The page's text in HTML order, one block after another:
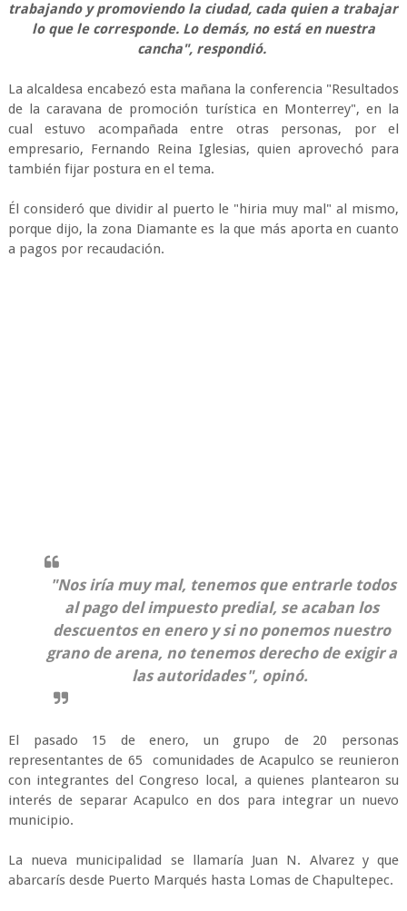
trabajando y promoviendo la ciudad, cada quien a trabajar
lo que le corresponde. Lo demás, no está en nuestra
cancha", respondió.
La alcaldesa encabezó esta mañana la conferencia "Resultados
de la caravana de promoción turística en Monterrey", en la
cual estuvo acompañada entre otras personas, por el
empresario, Fernando Reina Iglesias, quien aprovechó para
también fijar postura en el tema.
Él consideró que dividir al puerto le "hiria muy mal" al mismo,
porque dijo, la zona Diamante es la que más aporta en cuanto
a pagos por recaudación.
"Nos iría muy mal, tenemos que entrarle todos
al pago del impuesto predial, se acaban los
descuentos en enero y si no ponemos nuestro
grano de arena, no tenemos derecho de exigir a
las autoridades", opinó.
El pasado 15 de enero, un grupo de 20 personas
representantes de 65 comunidades de Acapulco se reunieron
con integrantes del Congreso local, a quienes plantearon su
interés de separar Acapulco en dos para integrar un nuevo
municipio.
La nueva municipalidad se llamaría Juan N. Alvarez y que
abarcarís desde Puerto Marqués hasta Lomas de Chapultepec.